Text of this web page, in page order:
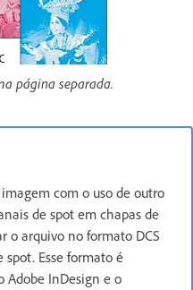
página separada.
com o uso de outro
de spot em chapas de
o arquivo no formato DCS
spot. Esse formato é
Adobe InDesign e o